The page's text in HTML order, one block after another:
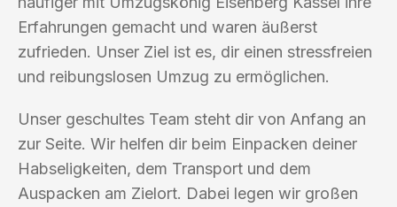
Erfahrungen gemacht und waren äußerst
zufrieden. Unser Ziel ist es, dir einen stressfreien
und reibungslosen Umzug zu ermöglichen.
Unser geschultes Team steht dir von Anfang an
zur Seite. Wir helfen dir beim Einpacken deiner
Habseligkeiten, dem Transport und dem
Auspacken am Zielort. Dabei legen wir großen